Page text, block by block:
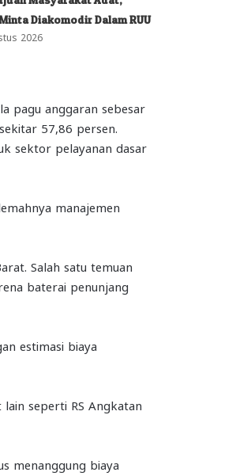
Diakomodir Dalam RUU
2026
pagu anggaran sebesar
57,86 persen.
sektor pelayanan dasar
manajemen
Salah satu temuan
baterai penunjang
estimasi biaya
seperti RS Angkatan
menanggung biaya